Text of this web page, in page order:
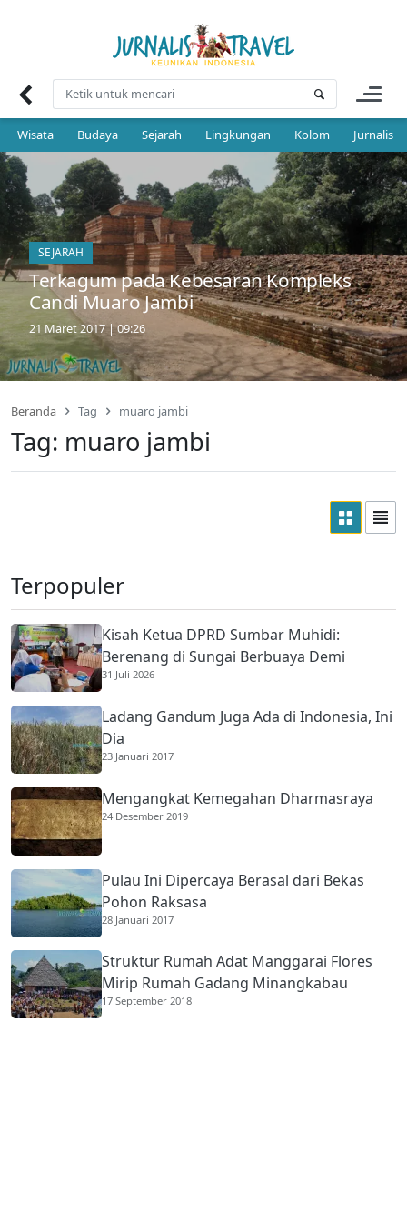
Wisata Budaya Sejarah Lingkungan Kolom Jurnalis
SEJARAH
Terkagum pada Kebesaran Kompleks
Candi Muaro Jambi
21 Maret 2017 | 09:26
Beranda Tag muaro jambi
Tag: muaro jambi
Terpopuler
Kisah Ketua DPRD Sumbar Muhidi:
Berenang di Sungai Berbuaya Demi
Membantu Ekonomi Orang Tua
31 Juli 2026
Ladang Gandum Juga Ada di Indonesia, Ini
Dia
23 Januari 2017
Mengangkat Kemegahan Dharmasraya
24 Desember 2019
Pulau Ini Dipercaya Berasal dari Bekas
Pohon Raksasa
28 Januari 2017
Struktur Rumah Adat Manggarai Flores
Mirip Rumah Gadang Minangkabau
17 September 2018